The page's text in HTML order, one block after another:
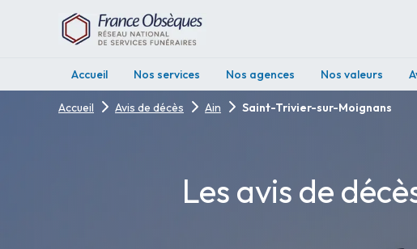
Accueil Nos services Nos agences Nos valeurs
Accueil Avis de décès Ain Saint-Trivier-sur-Moignans
Les avis de